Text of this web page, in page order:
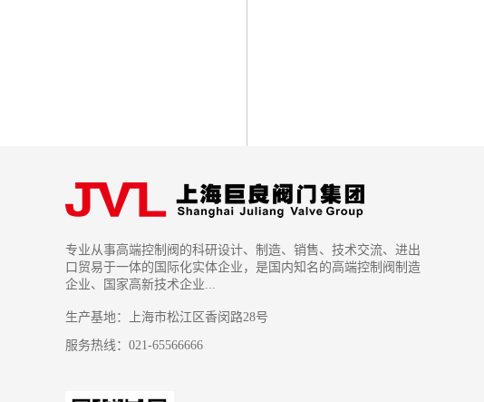
专业从事高端控制阀的科研设计、制造、销售、技术交流、进出
口贸易于一体的国际化实体企业，是国内知名的高端控制阀制造
企业、国家高新技术企业...
生产基地：上海市松江区香闵路28号
服务热线：021-65566666